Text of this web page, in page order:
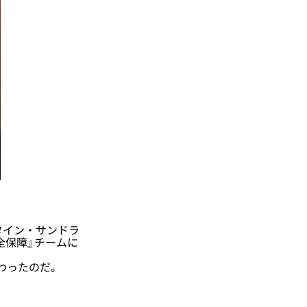
ン・サンドラ
障』チームに
たのだ。